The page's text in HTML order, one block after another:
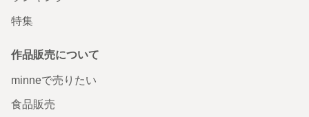
特集
作品販売について
minneで売りたい
食品販売